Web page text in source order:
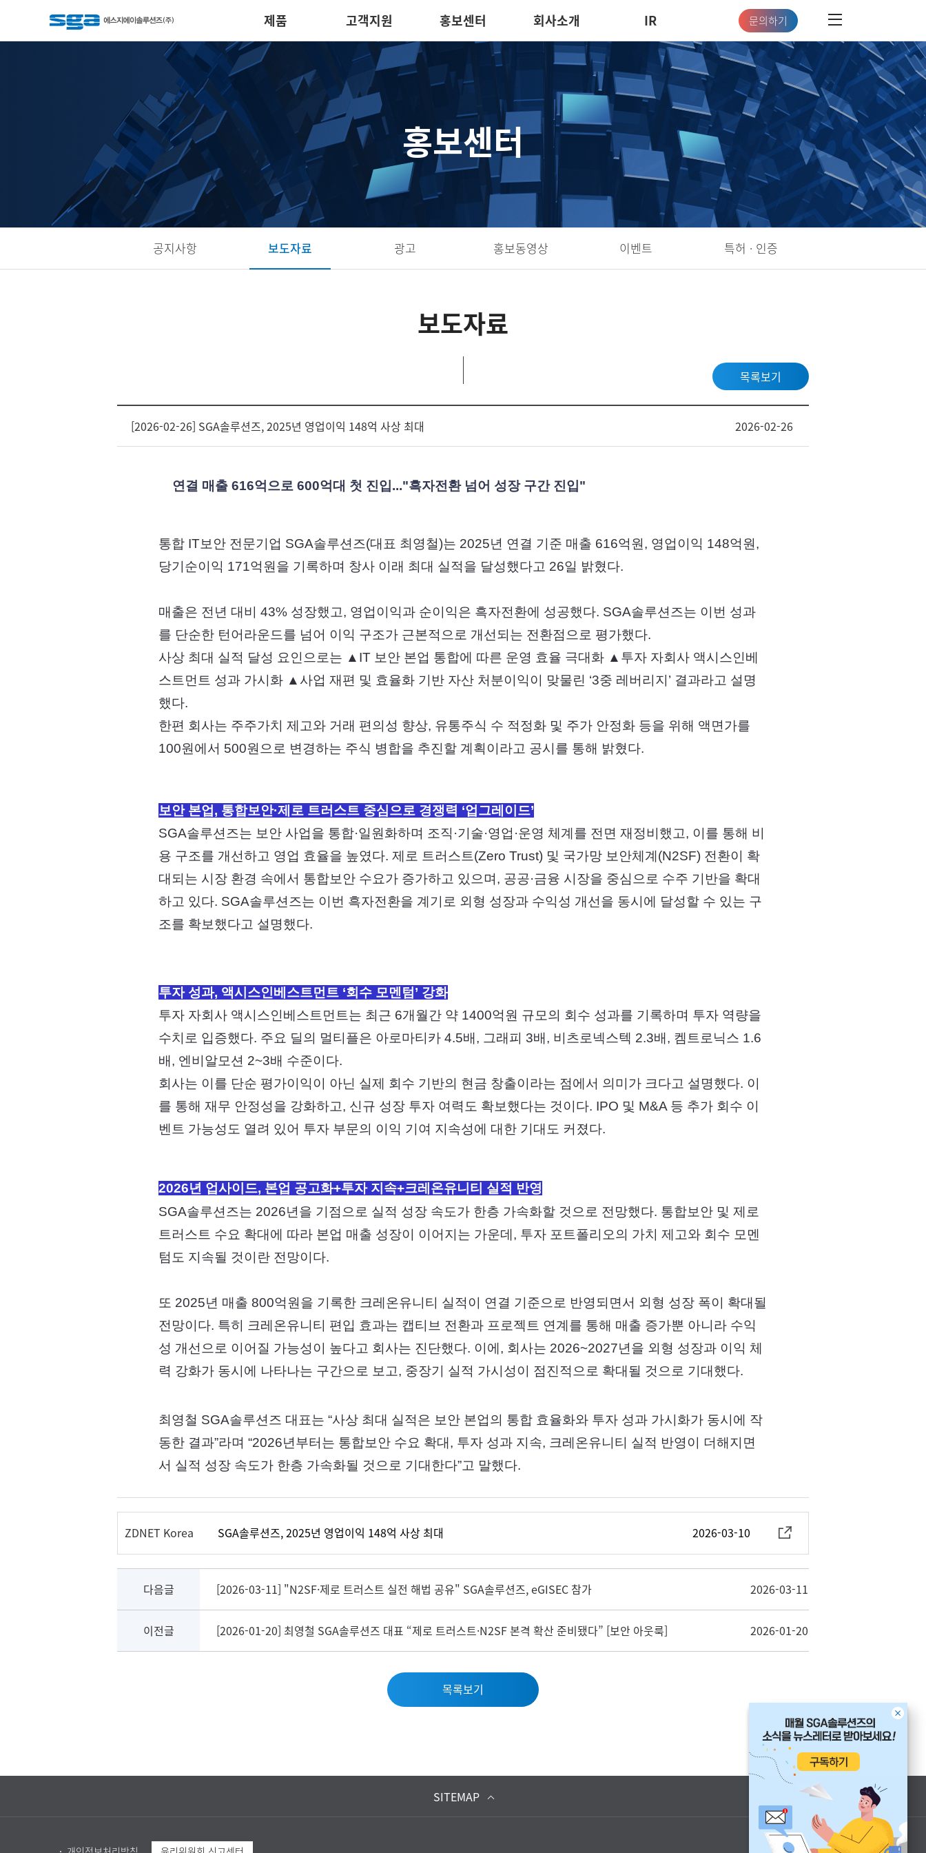
제품 고객지원 홍보센터 회사소개 IR 문의하기
홍보센터
공지사항 보도자료 광고 홍보동영상 이벤트 특허 · 인증
보도자료
목록보기
[2026-02-26] SGA솔루션즈, 2025년 영업이익 148억 사상 최대 2026-02-26
연결 매출 616억으로 600억대 첫 진입..."흑자전환 넘어 성장 구간 진입"
통합 IT보안 전문기업 SGA솔루션즈(대표 최영철)는 2025년 연결 기준 매출 616억원, 영업이익 148억원,
당기순이익 171억원을 기록하며 창사 이래 최대 실적을 달성했다고 26일 밝혔다.
매출은 전년 대비 43% 성장했고, 영업이익과 순이익은 흑자전환에 성공했다. SGA솔루션즈는 이번 성과
를 단순한 턴어라운드를 넘어 이익 구조가 근본적으로 개선되는 전환점으로 평가했다.
사상 최대 실적 달성 요인으로는 ▲IT 보안 본업 통합에 따른 운영 효율 극대화 ▲투자 자회사 액시스인베
스트먼트 성과 가시화 ▲사업 재편 및 효율화 기반 자산 처분이익이 맞물린 ‘3중 레버리지’ 결과라고 설명
했다.
한편 회사는 주주가치 제고와 거래 편의성 향상, 유통주식 수 적정화 및 주가 안정화 등을 위해 액면가를
100원에서 500원으로 변경하는 주식 병합을 추진할 계획이라고 공시를 통해 밝혔다.
보안 본업, 통합보안·제로 트러스트 중심으로 경쟁력 ‘업그레이드’
SGA솔루션즈는 보안 사업을 통합·일원화하며 조직·기술·영업·운영 체계를 전면 재정비했고, 이를 통해 비
용 구조를 개선하고 영업 효율을 높였다. 제로 트러스트(Zero Trust) 및 국가망 보안체계(N2SF) 전환이 확
대되는 시장 환경 속에서 통합보안 수요가 증가하고 있으며, 공공·금융 시장을 중심으로 수주 기반을 확대
하고 있다. SGA솔루션즈는 이번 흑자전환을 계기로 외형 성장과 수익성 개선을 동시에 달성할 수 있는 구
조를 확보했다고 설명했다.
투자 성과, 액시스인베스트먼트 ‘회수 모멘텀’ 강화
투자 자회사 액시스인베스트먼트는 최근 6개월간 약 1400억원 규모의 회수 성과를 기록하며 투자 역량을
수치로 입증했다. 주요 딜의 멀티플은 아로마티카 4.5배, 그래피 3배, 비츠로넥스텍 2.3배, 켐트로닉스 1.6
배, 엔비알모션 2~3배 수준이다.
회사는 이를 단순 평가이익이 아닌 실제 회수 기반의 현금 창출이라는 점에서 의미가 크다고 설명했다. 이
를 통해 재무 안정성을 강화하고, 신규 성장 투자 여력도 확보했다는 것이다. IPO 및 M&A 등 추가 회수 이
벤트 가능성도 열려 있어 투자 부문의 이익 기여 지속성에 대한 기대도 커졌다.
2026년 업사이드, 본업 공고화+투자 지속+크레온유니티 실적 반영
SGA솔루션즈는 2026년을 기점으로 실적 성장 속도가 한층 가속화할 것으로 전망했다. 통합보안 및 제로
트러스트 수요 확대에 따라 본업 매출 성장이 이어지는 가운데, 투자 포트폴리오의 가치 제고와 회수 모멘
텀도 지속될 것이란 전망이다.
또 2025년 매출 800억원을 기록한 크레온유니티 실적이 연결 기준으로 반영되면서 외형 성장 폭이 확대될
전망이다. 특히 크레온유니티 편입 효과는 캡티브 전환과 프로젝트 연계를 통해 매출 증가뿐 아니라 수익
성 개선으로 이어질 가능성이 높다고 회사는 진단했다. 이에, 회사는 2026~2027년을 외형 성장과 이익 체
력 강화가 동시에 나타나는 구간으로 보고, 중장기 실적 가시성이 점진적으로 확대될 것으로 기대했다.
최영철 SGA솔루션즈 대표는 “사상 최대 실적은 보안 본업의 통합 효율화와 투자 성과 가시화가 동시에 작
동한 결과”라며 “2026년부터는 통합보안 수요 확대, 투자 성과 지속, 크레온유니티 실적 반영이 더해지면
서 실적 성장 속도가 한층 가속화될 것으로 기대한다”고 말했다.
ZDNET Korea SGA솔루션즈, 2025년 영업이익 148억 사상 최대 2026-03-10
다음글 [2026-03-11] "N2SF·제로 트러스트 실전 해법 공유" SGA솔루션즈, eGISEC 참가 2026-03-11
이전글 [2026-01-20] 최영철 SGA솔루션즈 대표 “제로 트러스트·N2SF 본격 확산 준비됐다” [보안 아웃룩] 2026-01-20
목록보기
SITEMAP